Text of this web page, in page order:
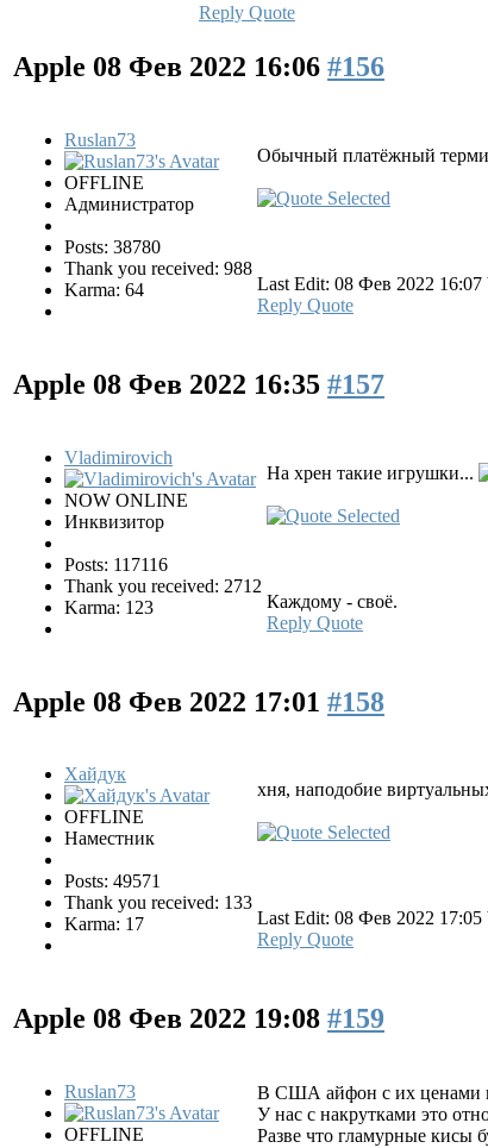
Reply Quote
Apple 08 Фев 2022 16:06 #156
Ruslan73
OFFLINE
Администратор
Posts: 38780
Thank you received: 988
Karma: 64
Обычный платёжный
Last Edit: 08 Фев 2022 16:07
Reply Quote
Apple 08 Фев 2022 16:35 #157
Vladimirovich
NOW ONLINE
Инквизитор
Posts: 117116
Thank you received: 2712
Karma: 123
На хрен такие игрушки...
Каждому - своё.
Reply Quote
Apple 08 Фев 2022 17:01 #158
Хайдук
OFFLINE
Наместник
Posts: 49571
Thank you received: 133
Karma: 17
хня, наподобие
Last Edit: 08 Фев 2022 17:05
Reply Quote
Apple 08 Фев 2022 19:08 #159
Ruslan73
OFFLINE
В США айфон с их ценами
У нас с накрутками это
Разве что гламурные кисы